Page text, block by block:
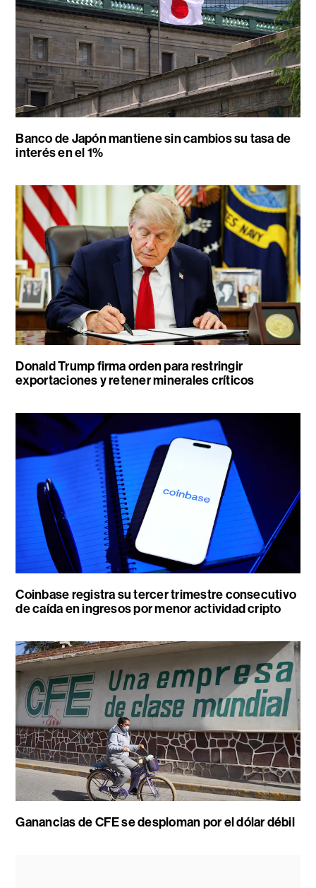
Banco de Japón mantiene sin cambios su tasa de
interés en el 1%
Donald Trump firma orden para restringir
exportaciones y retener minerales críticos
Coinbase registra su tercer trimestre consecutivo
de caída en ingresos por menor actividad cripto
Ganancias de CFE se desploman por el dólar débil